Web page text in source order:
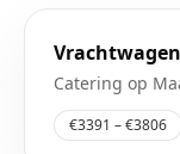
Catering op
€3391 – €3806